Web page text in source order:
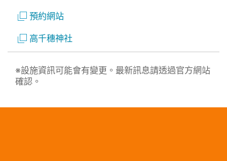
預約網站
高千穗神社
※設施資訊可能會有變更。最新訊息請透過官方網站
確認。